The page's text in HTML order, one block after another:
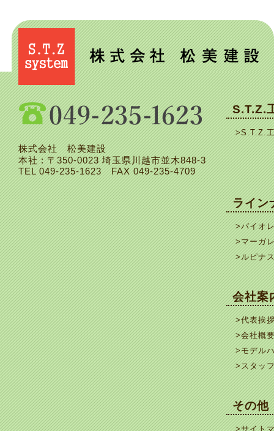
株式会社 松美建設
本社 : 〒350-0023 埼玉県川越市並木848-3
TEL049-235-1623FAX 049-235-4709
S.T.Z.
>S.T.Z.
ライン
>バイオ
>マーガ
>ルピナ
会社案
>代表挨
>会社概
>モデル
>スタッ
その他
>サイト